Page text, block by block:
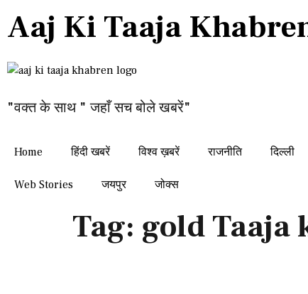
Aaj Ki Taaja
"वक्त के साथ " जहाँ सच बोले खबरें"
Home हिंदी खबरें विश्व ख़बरें राजनीति दिल्ली
Web Stories जयपुर जोक्स
Tag: gold Taaja